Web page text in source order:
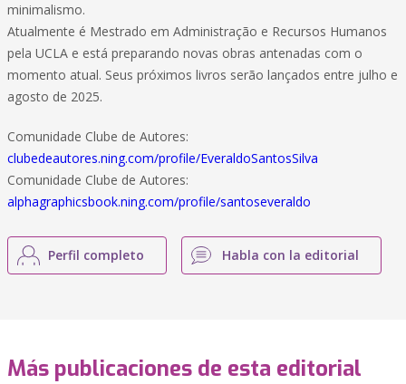
minimalismo.
Atualmente é Mestrado em Administração e Recursos Humanos
pela UCLA e está preparando novas obras antenadas com o
momento atual. Seus próximos livros serão lançados entre julho e
agosto de 2025.
Comunidade Clube de Autores:
clubedeautores.ning.com/profile/EveraldoSantosSilva
Comunidade Clube de Autores:
alphagraphicsbook.ning.com/profile/santoseveraldo
Perfil completo Habla con la editorial
Más publicaciones de esta editorial